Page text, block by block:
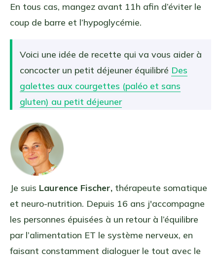
En tous cas, mangez avant 11h afin d’éviter le
coup de barre et l’hypoglycémie.
Voici une idée de recette qui va vous aider à
concocter un petit déjeuner équilibré Des
galettes aux courgettes (paléo et sans
gluten) au petit déjeuner
Je suis Laurence Fischer, thérapeute somatique
et neuro-nutrition. Depuis 16 ans j'accompagne
les personnes épuisées à un retour à l’équilibre
par l’alimentation ET le système nerveux, en
faisant constamment dialoguer le tout avec le